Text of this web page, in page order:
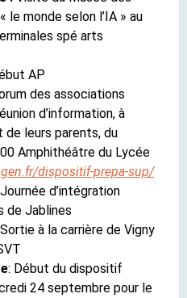
monde selon l’IA » au
spé arts
AP
des associations
d’information, à
leurs parents, du
Amphithéâtre du Lycée
dispositif-prepa-sup/
d’intégration
de Jablines
à la carrière de Vigny
: Début du dispositif
24 septembre pour le